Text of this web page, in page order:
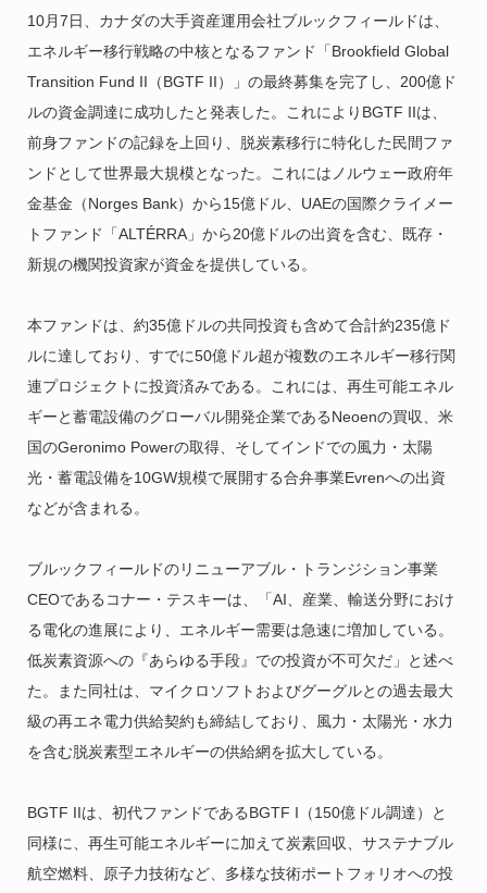
10月7日、カナダの大手資産運用会社ブルックフィールドは、
エネルギー移行戦略の中核となるファンド「Brookfield Global
Transition Fund II（BGTF II）」の最終募集を完了し、200億ド
ルの資金調達に成功したと発表した。これによりBGTF IIは、
前身ファンドの記録を上回り、脱炭素移行に特化した民間ファ
ンドとして世界最大規模となった。これにはノルウェー政府年
金基金（Norges Bank）から15億ドル、UAEの国際クライメー
トファンド「ALTÉRRA」から20億ドルの出資を含む、既存・
新規の機関投資家が資金を提供している。
本ファンドは、約35億ドルの共同投資も含めて合計約235億ド
ルに達しており、すでに50億ドル超が複数のエネルギー移行関
連プロジェクトに投資済みである。これには、再生可能エネル
ギーと蓄電設備のグローバル開発企業であるNeoenの買収、米
国のGeronimo Powerの取得、そしてインドでの風力・太陽
光・蓄電設備を10GW規模で展開する合弁事業Evrenへの出資
などが含まれる。
ブルックフィールドのリニューアブル・トランジション事業
CEOであるコナー・テスキーは、「AI、産業、輸送分野におけ
る電化の進展により、エネルギー需要は急速に増加している。
低炭素資源への『あらゆる手段』での投資が不可欠だ」と述べ
た。また同社は、マイクロソフトおよびグーグルとの過去最大
級の再エネ電力供給契約も締結しており、風力・太陽光・水力
を含む脱炭素型エネルギーの供給網を拡大している。
BGTF IIは、初代ファンドであるBGTF I（150億ドル調達）と
同様に、再生可能エネルギーに加えて炭素回収、サステナブル
航空燃料、原子力技術など、多様な技術ポートフォリオへの投